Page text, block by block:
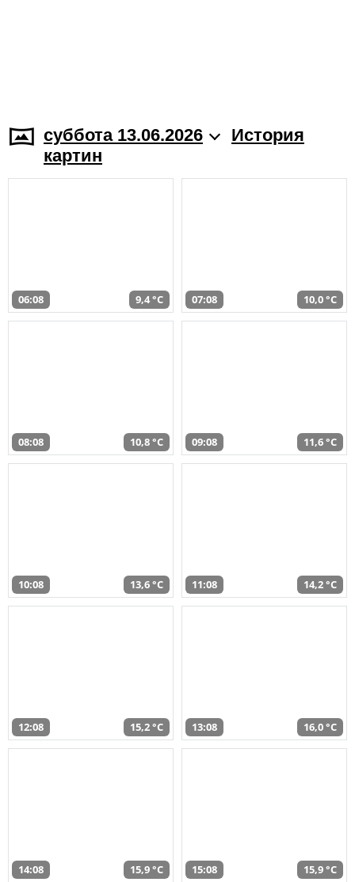
суббота 13.06.2026
История
картин
06:08 9,4 °C 07:08 10,0 °C
08:08 10,8 °C 09:08 11,6 °C
10:08 13,6 °C 11:08 14,2 °C
12:08 15,2 °C 13:08 16,0 °C
14:08 15,9 °C 15:08 15,9 °C